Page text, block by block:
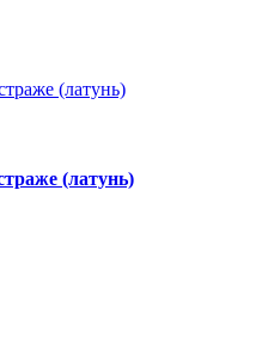
(латунь)